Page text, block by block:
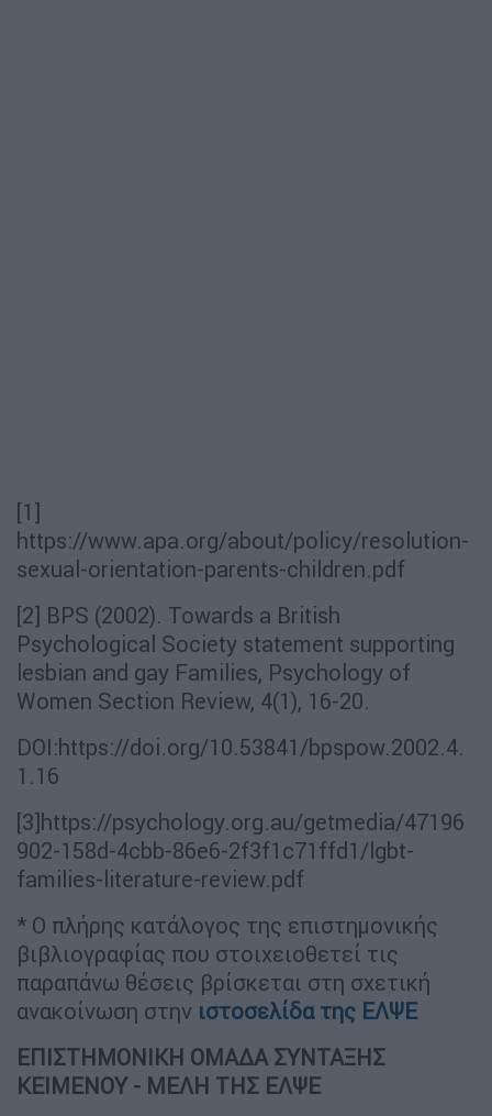
[1]
https://www.apa.org/about/policy/resolution-
sexual-orientation-parents-children.pdf
[2] BPS (2002). Towards a British
Psychological Society statement supporting
lesbian and gay Families, Psychology of
Women Section Review, 4(1), 16-20.
DOI:https://doi.org/10.53841/bpspow.2002.4.
1.16
[3]https://psychology.org.au/getmedia/47196
902-158d-4cbb-86e6-2f3f1c71ffd1/lgbt-
families-literature-review.pdf
* Ο πλήρης κατάλογος της επιστημονικής
βιβλιογραφίας που στοιχειοθετεί τις
παραπάνω θέσεις βρίσκεται στη σχετική
ανακοίνωση στην ιστοσελίδα της ΕΛΨΕ
ΕΠΙΣΤΗΜΟΝΙΚΗ ΟΜΑΔΑ ΣΥΝΤΑΞΗΣ
ΚΕΙΜΕΝΟΥ - ΜΕΛΗ ΤΗΣ ΕΛΨΕ